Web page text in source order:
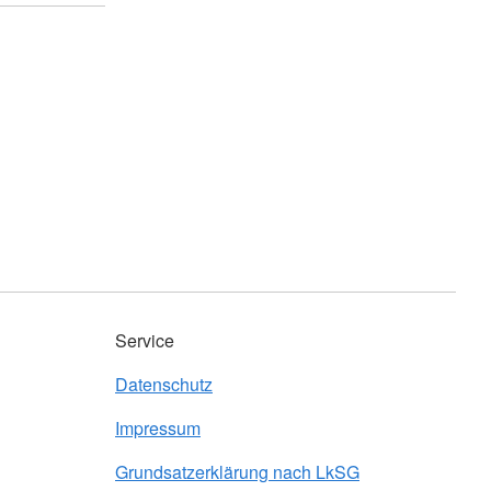
Service
Datenschutz
Impressum
Grundsatzerklärung nach LkSG